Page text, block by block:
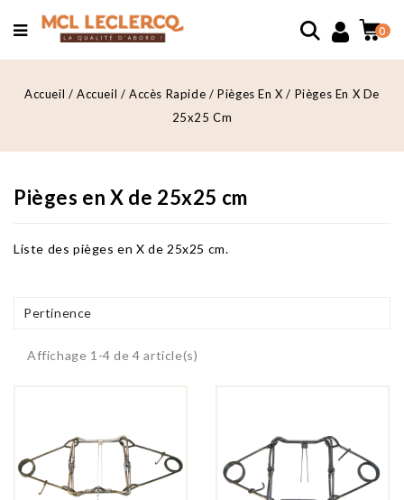
0
Accueil Accueil Accès Rapide Pièges En X
Pièges En X De
25x25 Cm
Pièges en X de 25x25 cm
Liste des pièges en X de 25x25 cm.
Pertinence
Affichage 1-4 de 4 article(s)